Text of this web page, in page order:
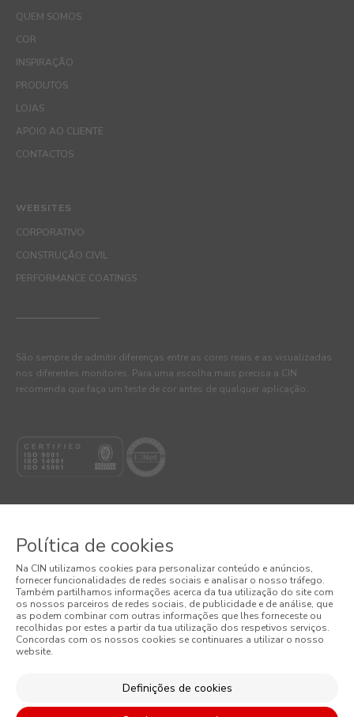
QUEM SOMOS
COR
INSPIRAÇÃO
PRODUTOS
LOJAS
APOIO AO CLIENTE
CONTACTOS
WEBSITES
CORPORATIVO
CONSTRUÇÃO CIVIL
PERFORMANCE COATINGS
São sempre de admitir diferenças entre as cores reais e as visualizadas
nos diferentes monitores. Para uma escolha mais precisa a CIN
recomenda que faça um teste de cor antes de qualquer aplicação.
Termos e Condições
Política de Privacidade
Política de Cookies
Condições Gerais de Venda
Política de cookies
Na CIN utilizamos cookies para personalizar conteúdo e anúncios,
fornecer funcionalidades de redes sociais e analisar o nosso tráfego.
Também partilhamos informações acerca da tua utilização do site com
os nossos parceiros de redes sociais, de publicidade e de análise, que
as podem combinar com outras informações que lhes forneceste ou
recolhidas por estes a partir da tua utilização dos respetivos serviços.
Concordas com os nossos cookies se continuares a utilizar o nosso
website.
Definições de cookies